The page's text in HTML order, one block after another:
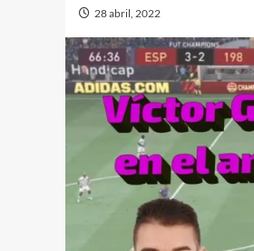
28 abril, 2022